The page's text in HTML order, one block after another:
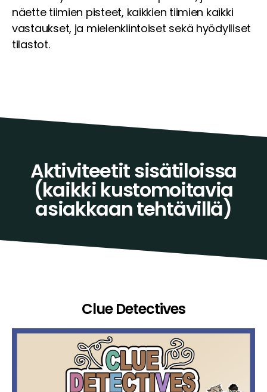
näette tiimien pisteet, kaikkien tiimien kaikki
vastaukset, ja mielenkiintoiset sekä hyödylliset
tilastot.
Aktiviteetit sisätiloissa
(kaikki kustomoitavia
asiakkaan tehtävillä)
Clue Detectives